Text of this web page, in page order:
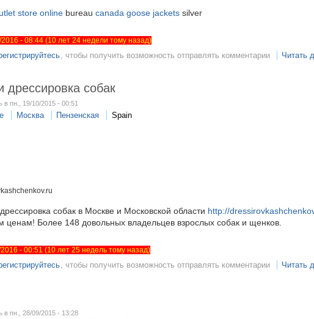
store online bureau canada goose jackets silver
2016 - 08:44 (10 лет 24 недели тому назад)
, чтобы получить возможность отправлять комментарии Читать
дрессировка собак
в пн., 19/10/2015 - 00:51
Москва Пензенская Spain
собак в Москве и Московской области http://
Более 148 довольных владельцев взрослых собак и щенков.
2016 - 00:51 (10 лет 25 недель тому назад)
, чтобы получить возможность отправлять комментарии Читать
в пн., 28/09/2015 - 13:28